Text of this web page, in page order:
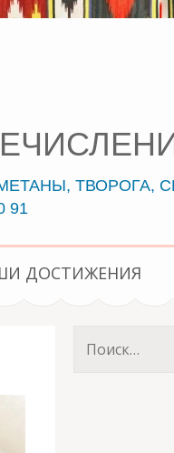
ТВОРОГА,
91
ДОСТИЖЕНИЯ
Найти: